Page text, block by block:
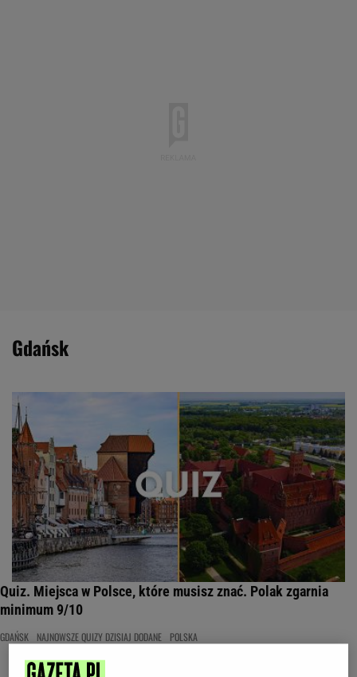
gdańsk
Quiz. Miejsca w Polsce, które musisz znać. Polak zgarnia
minimum 9/10
GDAŃSK NAJNOWSZE QUIZY DZISIAJ DODANE POLSKA